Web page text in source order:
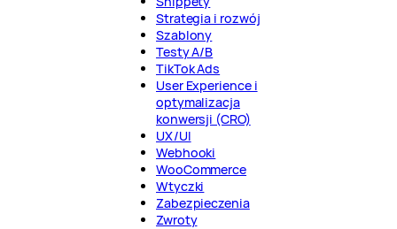
Strategia i rozwój
Szablony
Testy A/B
TikTok Ads
User Experience i
optymalizacja
konwersji (CRO)
UX/UI
Webhooki
WooCommerce
Wtyczki
Zabezpieczenia
Zwroty